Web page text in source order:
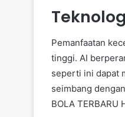
Pemanfaatan
tinggi. AI
seperti ini dapat
seimbang
BOLA TERBARU